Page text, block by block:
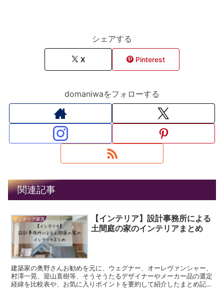
シェアする
X Pinterest
domaniwaをフォローする
関連記事
インテリア家具
【インテリア】設計事務所による
土間庭の家のインテリアまとめ
建築家の奥野さんお勧めを元に、ウェグナー、オーレヴァンシャー、
村澤一晃、迎山直樹等、そうそうたるデザイナーやメーカー品の選定
経緯を比較表や、お気に入りポイントを要約して紹介したまとめ記